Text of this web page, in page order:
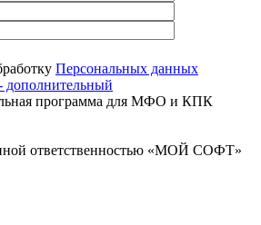
Персональных данных
программа для МФО и КПК
ответственностью «МОЙ СОФТ»